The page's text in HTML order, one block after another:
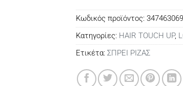
Κωδικός προϊόντος:
Κατηγορίες: HAIR TOUCH UP,
Ετικέτα: ΣΠΡΕΙ ΡΙΖΑΣ